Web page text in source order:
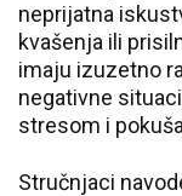
neprijatna
kvašenja ili
imaju izuzetno
negativne
stresom i
Stručnjaci